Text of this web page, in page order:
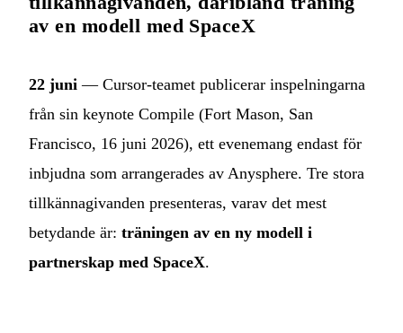
av en modell med SpaceX
22 juni — Cursor-teamet publicerar inspelningarna
från sin keynote Compile (Fort Mason, San
Francisco, 16 juni 2026), ett evenemang endast för
inbjudna som arrangerades av Anysphere. Tre stora
tillkännagivanden presenteras, varav det mest
betydande är: träningen av en ny modell i
partnerskap med SpaceX.